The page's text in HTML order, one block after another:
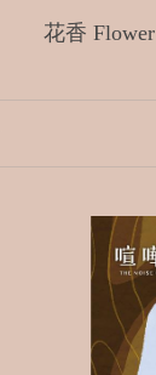
花香 Flower